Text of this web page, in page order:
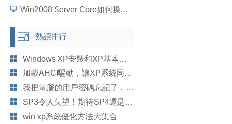
Win2008 Server Core如何操作？5個步驟學會Win2008 Server Core操作
熱讀排行
Windows XP安裝和XP基本設置(3)
加載AHCI驅動，讓XP系統同開機藍屏說再見
我把電腦的用戶密碼忘記了，要怎麼破解密碼？
SP3令人失望！期待SP4還是擁抱Vista SP1
win xp系統優化方法大集合